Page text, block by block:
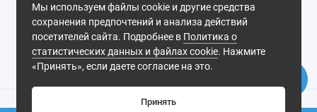
Мы используем файлы cookie и другие средства
сохранения предпочтений и анализа действий
посетителей сайта. Подробнее в Политика о
статистических данных и файлах cookie. Нажмите
«Принять», если даете согласие на это.
Принять
Будни, с 09-30 до 18-30
Мы в сети